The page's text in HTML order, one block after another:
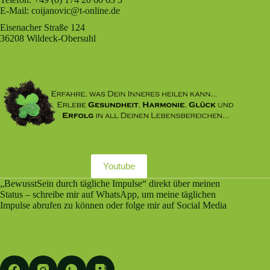
E-Mail: coijanovic@t-online.de
Eisenacher Straße 124
36208 Wildeck-Obersuhl
Youtube
„BewusstSein durch tägliche Impulse“ direkt über meinen
Status – schreibe mir auf WhatsApp, um meine täglichen
Impulse abrufen zu können oder folge mir auf Social Media